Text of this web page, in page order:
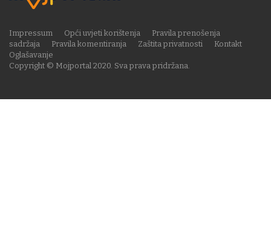
Copyright © Mojportal 2020. Sva prava pridržana.
Impressum Opći uvjeti korištenja
Pravila prenošenja
sadržaja
Pravila komentiranja Zaštita privatnosti
Kontakt
Oglašavanje